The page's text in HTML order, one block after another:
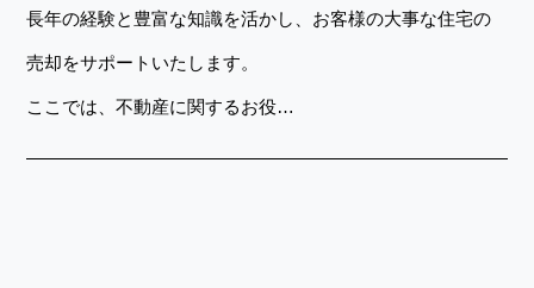
長年の経験と豊富な知識を活かし、お客様の大事な住宅の
売却をサポートいたします。
ここでは、不動産に関するお役…